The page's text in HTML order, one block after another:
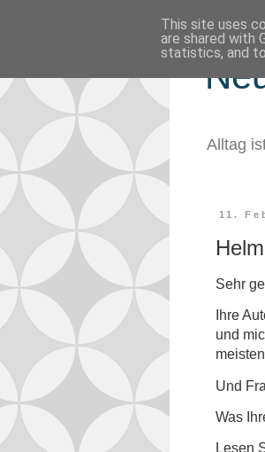
Alltag
11.
Sehr
Ihre
und
Und
Was
Lesen
This site uses
are shared with
statistics, and